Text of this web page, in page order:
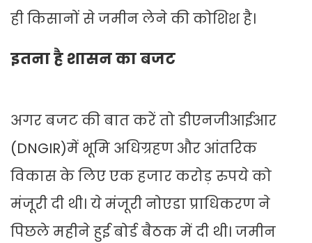
ही किसानों से जमीन लेने की कोशिश है।
इतना है शासन का बजट
अगर बजट की बात करें तो डीएनजीआईआर
(DNGIR)में भूमि अधिग्रहण और आंतरिक
विकास के लिए एक हजार करोड़ रुपये को
मंजूरी दी थी। ये मंजूरी नोएडा प्राधिकरण ने
पिछले महीने हुई बोर्ड बैठक में दी थी। जमीन